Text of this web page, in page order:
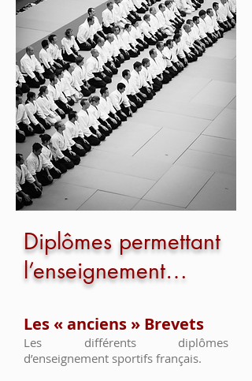
Diplômes permettant
l’enseignement…
Les « anciens » Brevets
Les différents diplômes
d’enseignement sportifs français.